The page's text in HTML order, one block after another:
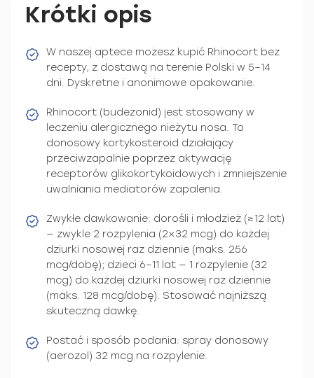
Krótki opis
W naszej aptece możesz kupić Rhinocort bez
recepty, z dostawą na terenie Polski w 5–14
dni. Dyskretne i anonimowe opakowanie.
Rhinocort (budezonid) jest stosowany w
leczeniu alergicznego nieżytu nosa. To
donosowy kortykosteroid działający
przeciwzapalnie poprzez aktywację
receptorów glikokortykoidowych i zmniejszenie
uwalniania mediatorów zapalenia.
Zwykłe dawkowanie: dorośli i młodzież (≥12 lat)
— zwykle 2 rozpylenia (2×32 mcg) do każdej
dziurki nosowej raz dziennie (maks. 256
mcg/dobę); dzieci 6–11 lat — 1 rozpylenie (32
mcg) do każdej dziurki nosowej raz dziennie
(maks. 128 mcg/dobę). Stosować najniższą
skuteczną dawkę.
Postać i sposób podania: spray donosowy
(aerozol) 32 mcg na rozpylenie.